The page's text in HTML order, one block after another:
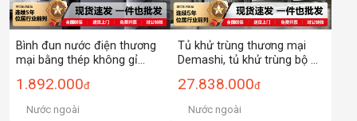
Bình đun nước điện thương
mại bằng thép không gỉ
lạnh, dùng cho nhà hàng,
quán trà
1.892.000đ
Nước ngoài
Tủ khử trùng thương mại
Demashi, tủ khử trùng bộ đồ
tia cực tím đứng, tủ khử
trùng ba cửa hai cửa đứng
27.838.000đ
Nước ngoài